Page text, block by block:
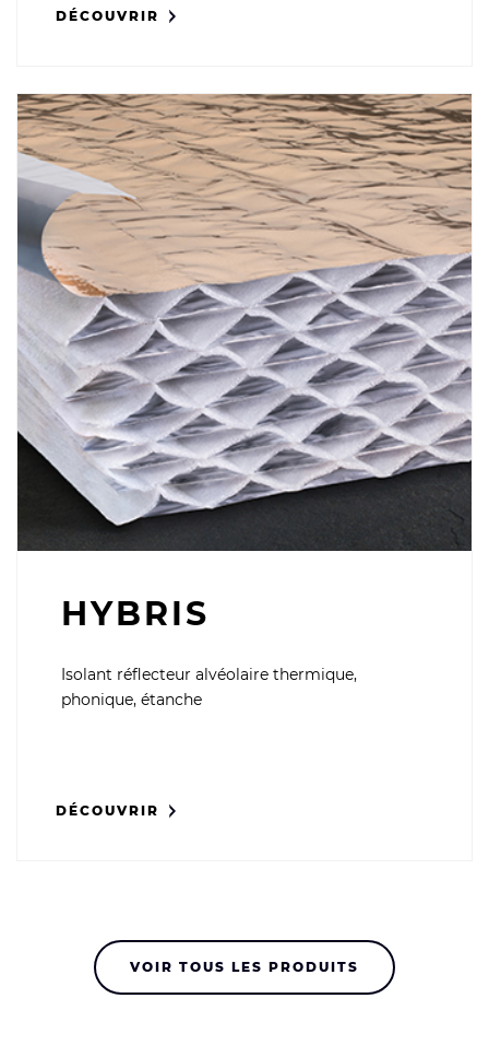
DÉCOUVRIR
HYBRIS
Isolant réflecteur alvéolaire thermique,
phonique, étanche
DÉCOUVRIR
VOIR TOUS LES PRODUITS